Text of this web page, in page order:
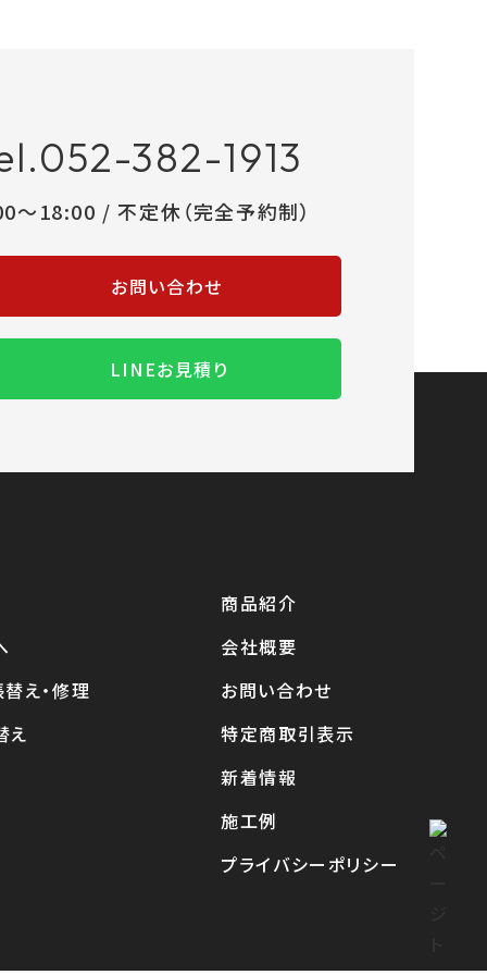
382-1913
～18:00 / 不定休（完全予約制）
お問い合わせ
LINEお見積り
え・修理
え
商品紹介
会社概要
お問い合わせ
特定商取引表示
新着情報
施工例
プライバシーポリシー